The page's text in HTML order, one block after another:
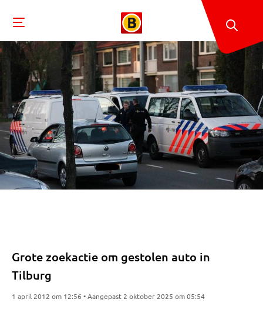
Grote zoekactie om gestolen auto in
Tilburg
1 april 2012 om 12:56 • Aangepast 2 oktober 2025 om 05:54